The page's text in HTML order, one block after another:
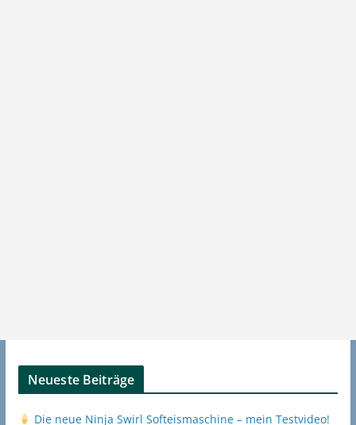
Neueste Beiträge
Die neue Ninja Swirl Softeismaschine – mein Testvideo!